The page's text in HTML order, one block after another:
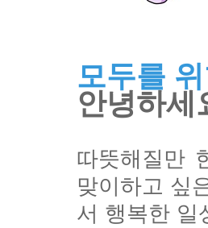
모두를
안녕하
따뜻해질만
맞이하고 싶
서 행복한 일